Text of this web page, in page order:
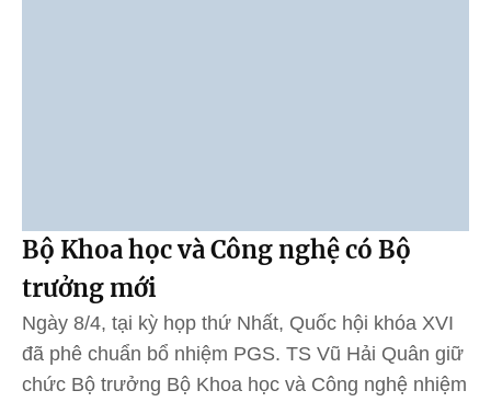
Bộ Khoa học và Công nghệ có Bộ
trưởng mới
Ngày 8/4, tại kỳ họp thứ Nhất, Quốc hội khóa XVI
đã phê chuẩn bổ nhiệm PGS. TS Vũ Hải Quân giữ
chức Bộ trưởng Bộ Khoa học và Công nghệ nhiệm